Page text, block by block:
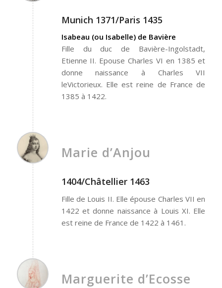
Munich 1371/Paris 1435
Isabeau (ou Isabelle) de Bavière
Fille du duc de Bavière-Ingolstadt,
Etienne II. Epouse Charles VI en 1385 et
donne naissance à Charles VII
leVictorieux. Elle est reine de France de
1385 à 1422.
Marie d’Anjou
1404/Châtellier 1463
Fille de Louis II. Elle épouse Charles VII en
1422 et donne naissance à Louis XI. Elle
est reine de France de 1422 à 1461.
Marguerite d’Ecosse